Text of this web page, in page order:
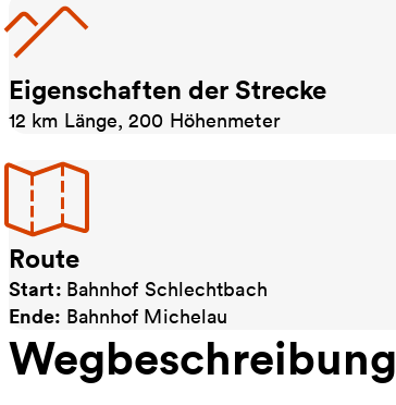
Eigenschaften der Strecke
12 km Länge, 200 Höhenmeter
Route
Start: Bahnhof Schlechtbach
Ende: Bahnhof Michelau
Wegbeschreibung